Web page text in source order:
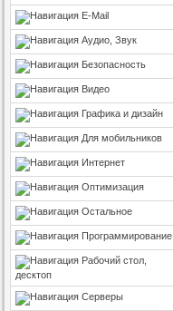
E-Mail
Аудио, Звук
Безопасность
Видео
Графика и дизайн
Для мобильников
Интернет
Оптимизация
Остальное
Программирование
Рабочий стол,
десктоп
Серверы